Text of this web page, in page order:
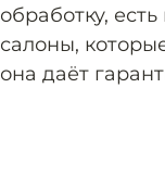
обработку,
салоны,
она даёт